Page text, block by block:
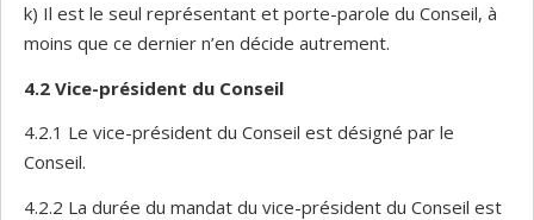
k) Il est le seul représentant et porte-parole du Conseil, à
moins que ce dernier n’en décide autrement.
4.2 Vice-président du Conseil
4.2.1 Le vice-président du Conseil est désigné par le
Conseil.
4.2.2 La durée du mandat du vice-président du Conseil est